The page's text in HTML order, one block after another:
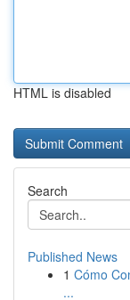
HTML is disabled
Search
Published News
1 Cómo
...